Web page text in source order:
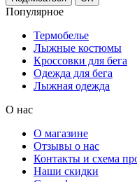
Популярное
Термобелье
Лыжные костюмы
Кроссовки для бега
Одежда для бега
Лыжная одежда
О нас
О магазине
Отзывы о нас
Контакты и схема
Наши скидки